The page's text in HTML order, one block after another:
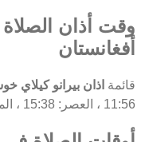
وقت أذان
أفغانستان
قائمة اذان بيرانو كيلاي
11:56 ، العصر: 15:38 ، المغرب: 18:44 ، العشاء: 20:10.